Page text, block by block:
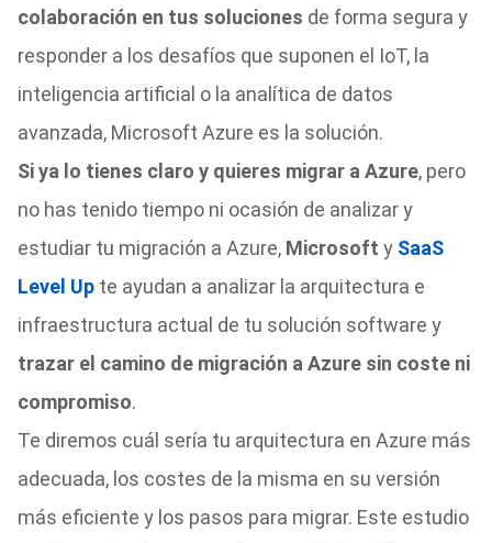
colaboración en tus soluciones de forma segura y
responder a los desafíos que suponen el IoT, la
inteligencia artificial o la analítica de datos
avanzada, Microsoft Azure es la solución.
Si ya lo tienes claro y quieres migrar a Azure, pero
no has tenido tiempo ni ocasión de analizar y
estudiar tu migración a Azure, Microsoft y SaaS
Level Upte ayudan a analizar la arquitectura e
infraestructura actual de tu solución software y
trazar el camino de migración a Azure sin coste ni
compromiso.
Te diremos cuál sería tu arquitectura en Azure más
adecuada, los costes de la misma en su versión
más eficiente y los pasos para migrar. Este estudio